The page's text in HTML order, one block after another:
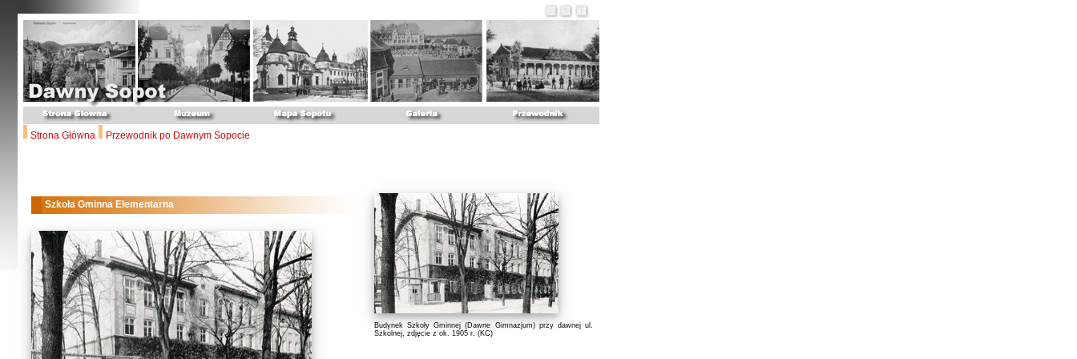
Strona Główna Przewodnik po Dawnym Sopocie
Szkoła Gminna Elementarna
Budynek Szkoły Gminnej (Dawne Gimnazjum) przy dawnej ul.
Szkolnej, zdjęcie z ok. 1905 r. (KC)